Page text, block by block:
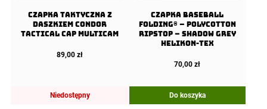
Czapka taktyczna z
daszkiem Condor
Tactical Cap Multicam
89,00zł
Niedostępny
Czapka Baseball
FOLDING® – PolyCotton
Ripstop – Shadow Grey
Helikon-Tex
70,00zł
Do koszyka